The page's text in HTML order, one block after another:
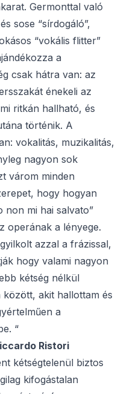
Germonttal való
sose “sírdogáló”,
“vokális flitter”
a
csak hátra van: az
énekeli az
ritkán hallható, és
történik. A
vokalitás, muzikalitás,
nagyon sok
várom minden
hogy hogyan
non mi hai salvato”
operának a lényege.
azzal a frázissal,
hogy valami nagyon
kétség nélkül
akit hallottam és
a
“
Ristori
kétségtelenül biztos
kifogástalan